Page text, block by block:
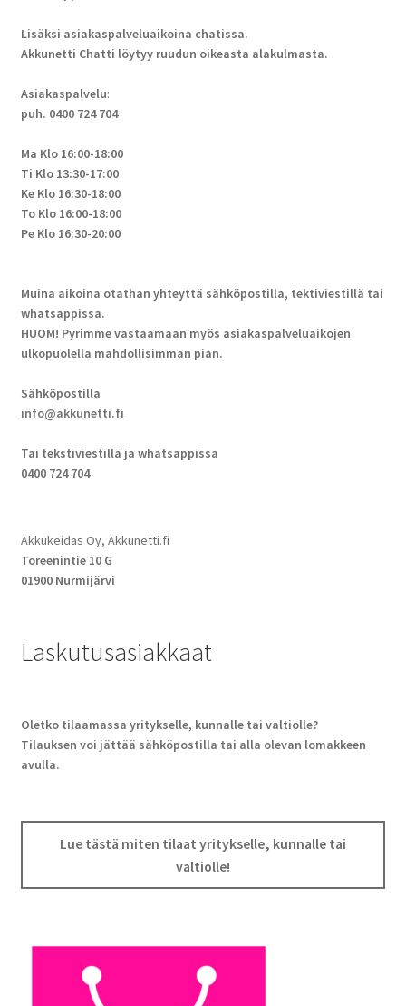
Lisäksi asiakaspalveluaikoina chatissa.
Akkunetti Chatti löytyy ruudun oikeasta alakulmasta.
Asiakaspalvelu:
puh. 0400 724 704
Ma Klo 16:00-18:00
Ti Klo 13:30-17:00
Ke Klo 16:30-18:00
To Klo 16:00-18:00
Pe Klo 16:30-20:00
Muina aikoina otathan yhteyttä sähköpostilla, tektiviestillä tai
whatsappissa.
HUOM! Pyrimme vastaamaan myös asiakaspalveluaikojen
ulkopuolella mahdollisimman pian.
Sähköpostilla
info@akkunetti.fi
Tai tekstiviestillä ja whatsappissa
0400 724 704
Akkukeidas Oy, Akkunetti.fi
Toreenintie 10 G
01900 Nurmijärvi
Laskutusasiakkaat
Oletko tilaamassa yritykselle, kunnalle tai valtiolle?
Tilauksen voi jättää sähköpostilla tai alla olevan lomakkeen
avulla.
Lue tästä miten tilaat yritykselle, kunnalle tai
valtiolle!